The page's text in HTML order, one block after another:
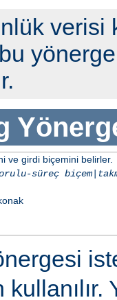
verisi
ve girdi biçemini belirler.
süreç biçem|